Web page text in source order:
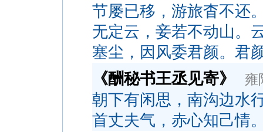
节屡已移，游旅杳不还
无定云，妾若不动山。
塞尘，因风委君颜。君
《酬秘书王丞见寄》
雍
朝下有闲思，南沟边水
首丈夫气，赤心知己情